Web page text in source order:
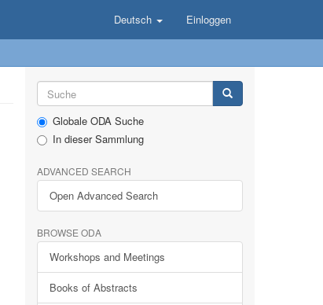
Deutsch Einloggen
Globale ODA Suche
In dieser Sammlung
ADVANCED SEARCH
Open Advanced Search
BROWSE ODA
Workshops and Meetings
Books of Abstracts